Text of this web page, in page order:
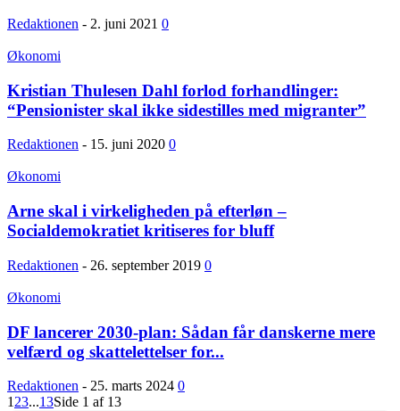
Redaktionen - 2. juni 2021 0
Økonomi
Kristian Thulesen Dahl forlod forhandlinger:
“Pensionister skal ikke sidestilles med migranter”
Redaktionen - 15. juni 2020 0
Økonomi
Arne skal i virkeligheden på efterløn –
Socialdemokratiet kritiseres for bluff
Redaktionen - 26. september 2019 0
Økonomi
DF lancerer 2030-plan: Sådan får danskerne mere
velfærd og skattelettelser for...
Redaktionen - 25. marts 2024 0
1 23...13Side 1 af 13